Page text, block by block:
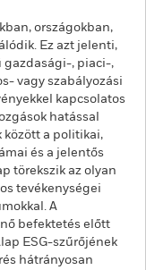
országokban,
Ez azt jelenti,
gazdasági-, piaci-,
vagy szabályozási
kapcsolatos
hatással
között a politikai,
és a jelentős
törekszik az olyan
tevékenységei
A
befektetés előtt
ESG-szűrőjének
hátrányosan